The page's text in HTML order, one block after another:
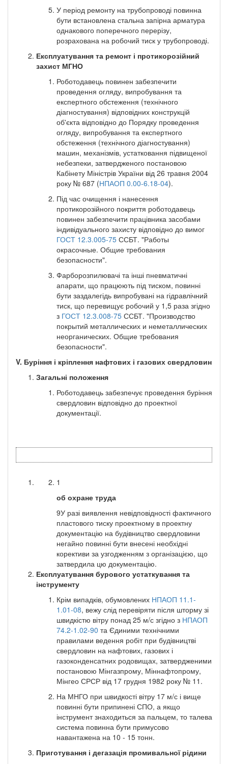
У період ремонту на трубопроводі повинна
бути встановлена стальна запірна арматура
однакового поперечного перерізу,
розрахована на робочий тиск у трубопроводі.
Експлуатування та ремонт і протикорозійний
захист МГНО
Роботодавець повинен забезпечити
проведення огляду, випробування та
експертного обстеження (технічного
діагностування) відповідних конструкцій
об'єкта відповідно до Порядку проведення
огляду, випробування та експертного
обстеження (технічного діагностування)
машин, механізмів, устатковання підвищеної
небезпеки, затвердженого постановою
Кабінету Міністрів України від 26 травня 2004
року № 687 (НПАОП 0.00-6.18-04).
Під час очищення і нанесення
протикорозійного покриття роботодавець
повинен забезпечити працівника засобами
індивідуального захисту відповідно до вимог
ГОСТ 12.3.005-75 ССБТ. "Работы
окрасочные. Общие требования
безопасности".
Фарборозпилювачі та інші пневматичні
апарати, що працюють під тиском, повинні
бути заздалегідь випробувані на гідравлічний
тиск, що перевищує робочий у 1,5 раза згідно
з ГОСТ 12.3.008-75 ССБТ. "Производство
покрытий металлических и неметаллических
неорганических. Общие требования
безопасности".
V. Буріння і кріплення нафтових і газових свердловин
Загальні положення
Роботодавець забезпечує проведення буріння
свердловин відповідно до проектної
документації.
1
об охране труда
9У разі виявлення невідповідності фактичного
пластового тиску проектному в проектну
документацію на будівництво свердловини
негайно повинні бути внесені необхідні
корективи за узгодженням з організацією, що
затвердила цю документацію.
Експлуатування бурового устаткування та
інструменту
Крім випадків, обумовлених НПАОП 11.1-
1.01-08, вежу слід перевіряти після шторму зі
швидкістю вітру понад 25 м/с згідно з НПАОП
74.2-1.02-90 та Єдиними технічними
правилами ведення робіт при будівництві
свердловин на нафтових, газових і
газоконденсатних родовищах, затвердженими
постановою Мінгазпрому, Міннафтопрому,
Мінгео СРСР від 17 грудня 1982 року № 11.
На МНГО при швидкості вітру 17 м/с і вище
повинні бути припинені СПО, а якщо
інструмент знаходиться за пальцем, то талева
система повинна бути примусово
навантажена на 10 - 15 тонн.
Приготування і дегазація промивальної рідини